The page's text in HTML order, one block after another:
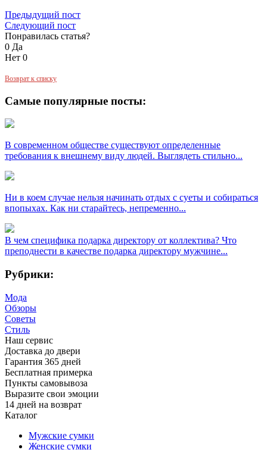
Предыдущий пост
Следующий пост
Понравилась статья?
0 Да
Нет 0
Возврат к списку
Самые популярные посты:
В современном обществе существуют определенные
требования к внешнему виду людей. Выглядеть стильно...
Ни в коем случае нельзя начинать отдых с суеты и собираться
впопыхах. Как ни старайтесь, непременно...
В чем специфика подарка директору от коллектива? Что
преподнести в качестве подарка директору мужчине...
Рубрики:
Мода
Обзоры
Советы
Стиль
Наш сервис
Доставка до двери
Гарантия 365 дней
Бесплатная примерка
Пункты самовывоза
Выразите свои эмоции
14 дней на возврат
Каталог
Мужские сумки
Женские сумки